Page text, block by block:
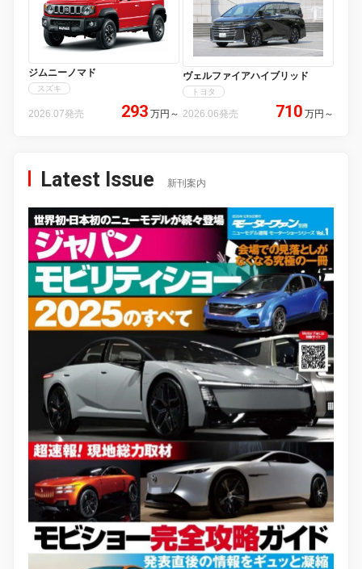
ジムニーノマド
スズキ
2026.07発売 293 万円 ～
ヴェルファイアハイブリッド
トヨタ
2026.06発売 710 万円 ～
Latest Issue 新刊案内